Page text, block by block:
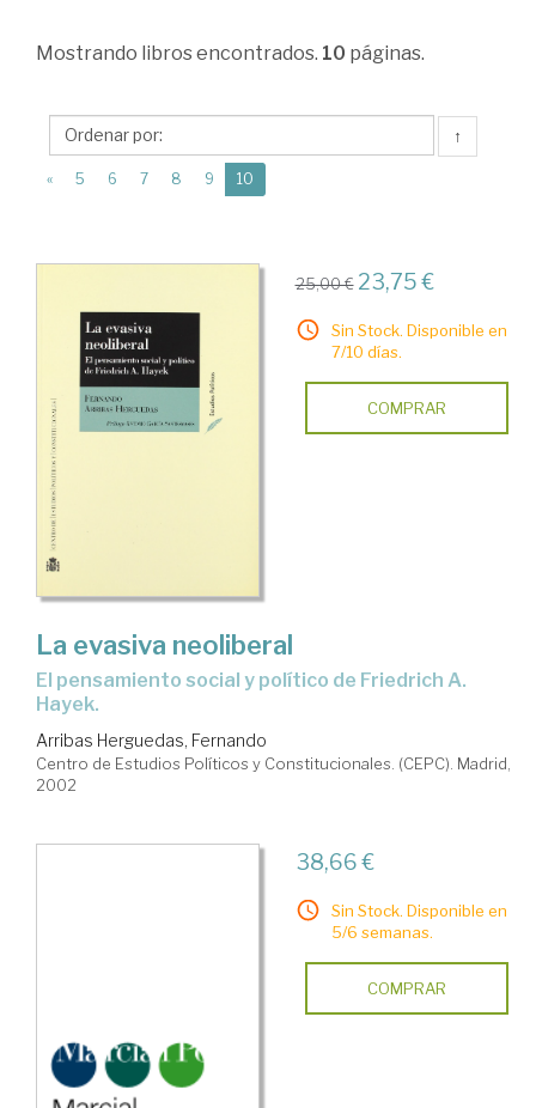
>
política
>
>
Tratados
manuales
Mostrando libros encontrados. 10 páginas.
↑
« 5 6 7 8 9 10
25,00 € 23,75 €
Sin Stock. Disponible en
7/10 días.
COMPRAR
La evasiva neoliberal
El pensamiento social y político de Friedrich A.
Hayek.
Arribas Herguedas, Fernando
Centro de Estudios Políticos y Constitucionales. (CEPC). Madrid,
2002
38,66 €
Sin Stock. Disponible en
5/6 semanas.
COMPRAR